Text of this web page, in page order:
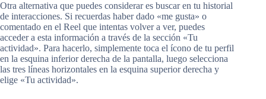
Otra alternativa que puedes considerar es buscar en tu historial
de interacciones. Si recuerdas haber dado «me gusta» o
comentado en el Reel que intentas volver a ver, puedes
acceder a esta información a través de la sección «Tu
actividad». Para hacerlo, simplemente toca el ícono de tu perfil
en la esquina inferior derecha de la pantalla, luego selecciona
las tres líneas horizontales en la esquina superior derecha y
elige «Tu actividad».